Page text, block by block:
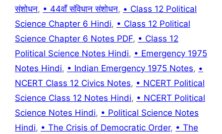
संशोधन, • 44वाँ संविधान संशोधन, • Class 12 Political
Science Chapter 6 Hindi, • Class 12 Political
Science Chapter 6 Notes PDF, • Class 12
Political Science Notes Hindi, • Emergency 1975
Notes Hindi, • Indian Emergency 1975 Notes, •
NCERT Class 12 Civics Notes, • NCERT Political
Science Class 12 Notes Hindi, • NCERT Political
Science Notes Hindi, • Political Science Notes
Hindi, • The Crisis of Democratic Order, • The